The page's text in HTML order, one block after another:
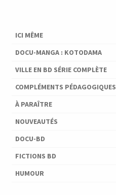
ICI MÊME
DOCU-MANGA : KOTODAMA
VILLE EN BD SÉRIE COMPLÈTE
COMPLÉMENTS PÉDAGOGIQUES
À PARAÎTRE
NOUVEAUTÉS
DOCU-BD
FICTIONS BD
HUMOUR